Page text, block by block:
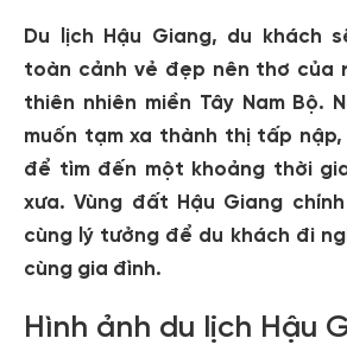
Du lịch Hậu Giang, du khách
toàn cảnh vẻ đẹp nên thơ của
thiên nhiên miền Tây Nam Bộ.
muốn tạm xa thành thị tấp
để tìm đến một khoảng thời
xưa. Vùng đất Hậu Giang
cùng lý tưởng để du khách đi
cùng gia đình.
Hình ảnh du lịch Hậu